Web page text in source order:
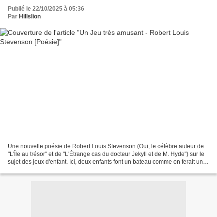
Publié le 22/10/2025 à 05:36
Par Hillslion
Une nouvelle poésie de Robert Louis Stevenson (Oui, le célèbre auteur de
"L'Île au trésor" et de "L'Étrange cas du docteur Jekyll et de M. Hyde") sur le
sujet des jeux d'enfant. Ici, deux enfants font un bateau comme on ferait une